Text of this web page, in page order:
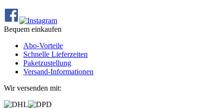
Bequem einkaufen
Abo‐Vorteile
Schnelle Lieferzeiten
Paketzustellung
Versand‐Informationen
Wir versenden mit: